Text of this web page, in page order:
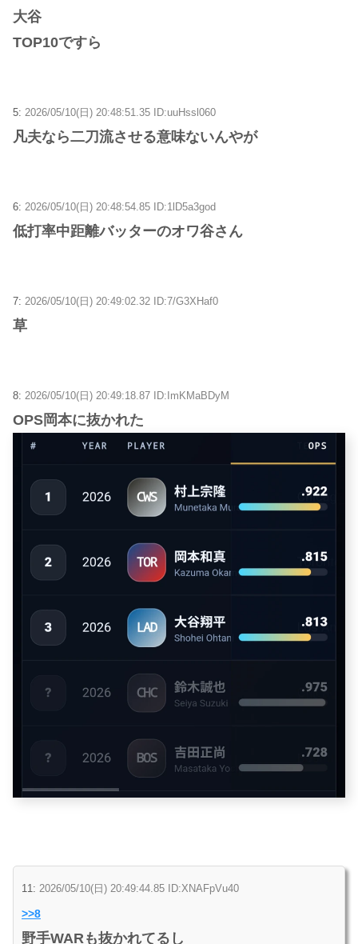
大谷
TOP10ですら
5: 2026/05/10(日) 20:48:51.35 ID:uuHssl060
凡夫なら二刀流させる意味ないんやが
6: 2026/05/10(日) 20:48:54.85 ID:1lD5a3god
低打率中距離バッターのオワ谷さん
7: 2026/05/10(日) 20:49:02.32 ID:7/G3XHaf0
草
8: 2026/05/10(日) 20:49:18.87 ID:ImKMaBDyM
OPS岡本に抜かれた
11: 2026/05/10(日) 20:49:44.85 ID:XNAFpVu40
>>8
野手WARも抜かれてるし